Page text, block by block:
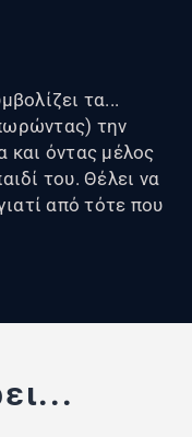
τα...
την
και όντας μέλος
του. Θέλει να
από τότε που